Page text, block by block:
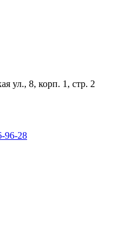
ул., 8, корп. 1, стр. 2
96-28